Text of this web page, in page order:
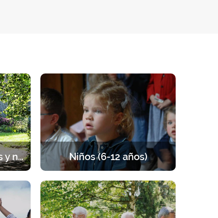
Sesiones para parejas y novios Niños (6-12 años)
Un programa equilibrado entre
oración, enseñanzas, juegos y
actividades.